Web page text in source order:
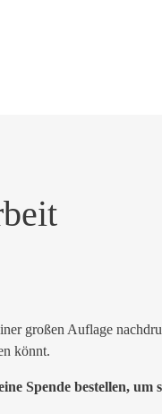
großen Auflage
könnt.
Spende bestellen, um